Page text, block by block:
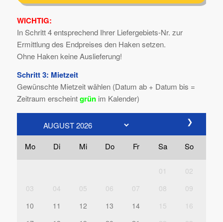
WICHTIG:
In Schritt 4 entsprechend Ihrer Liefergebiets-Nr. zur
Ermittlung des Endpreises den Haken setzen.
Ohne Haken keine Auslieferung!
Schritt 3: Mietzeit
Gewünschte Mietzeit wählen (Datum ab + Datum bis =
Zeitraum erscheintgrünim Kalender)
❯
Mo Di Mi Do Fr Sa So
01
02
03
04 05 06 07 08
09
10
11 12 13 14 15
16